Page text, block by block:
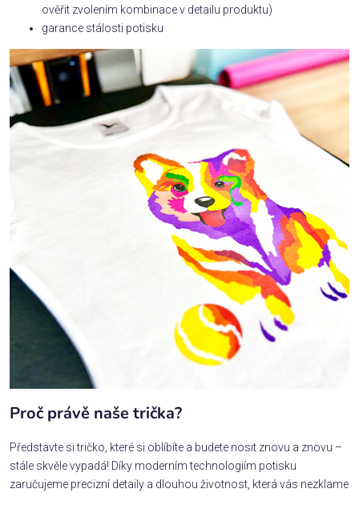
ověřit zvolením kombinace v detailu produktu)
garance stálosti potisku
Proč právě naše trička?
Představte si tričko, které si oblíbíte a budete nosit znovu a znovu –
stále skvěle vypadá! Díky moderním technologiím potisku
zaručujeme precizní detaily a dlouhou životnost, která vás nezklame